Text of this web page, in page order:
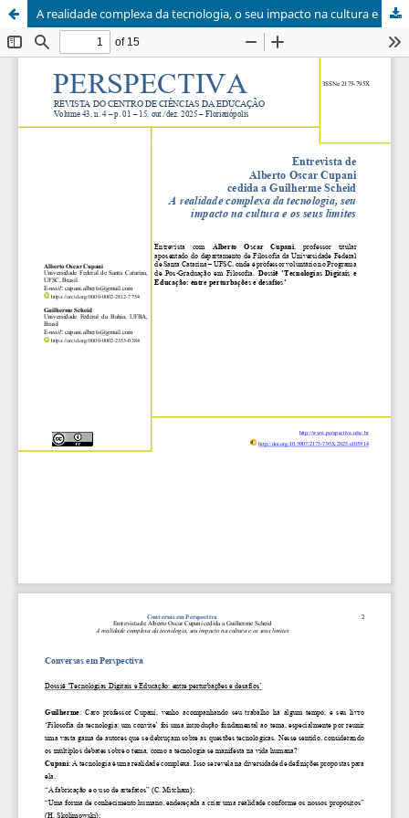
A realidade complexa da tecnologia, o seu impacto na cultura e os seus limites